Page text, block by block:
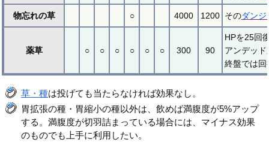
物忘れの草 ○ 4000 1200 そのダンジ
薬草 ○ ○ ○ ○ ○ ○ 300 90
HPを25回
アンデッ
終盤では回
草・種は投げても当たらなければ効果なし。
胃拡張の種・胃縮小の種以外は、飲めば満腹度が5%アップ
する。満腹度が切羽詰まっている場合には、マイナス効果
のものでも上手に利用したい。